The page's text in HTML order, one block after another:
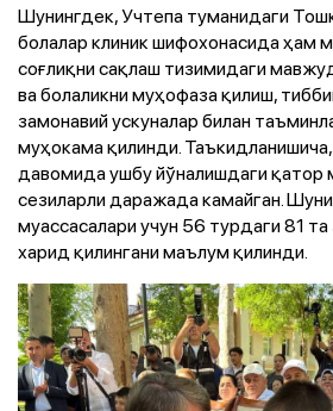
Шунингдек, Учтепа туманидаги
болалар клиник шифохонасида ҳам
соғлиқни сақлаш тизимидаги
ва болаликни муҳофаза қилиш,
замонавий ускуналар билан
муҳокама қилинди.
давомида ушбу йўналишдаги қатор
сезиларли даражада камайган.
муассасалари учун 56 турдаги 81
харид қилингани маълум қилинди.